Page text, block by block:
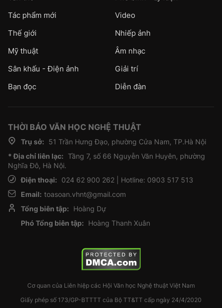
Tác phẩm mới
Video
Thế giới
Nhiếp ảnh
Mỹ thuật
Âm nhạc
Sân khấu - Điện ảnh
Giải trí
Bạn đọc
Diễn đàn
THỜI BÁO VĂN HỌC NGHỆ THUẬT
Trụ sở:
51 Trần Hưng Đạo, phường Cửa Nam, TP.Hà Nội
* Địa chỉ liên lạc: Tầng 7, số 66 Nguyễn Văn Huyên, phường
Nghĩa Đô, Hà Nội.
Điện thoại:
024 62 900 262 | Hotline: 0903 517 513
Email: toasoan.vhnt@gmail.com
Tổng biên tập:
Hoàng Dự
Phó Tổng biên tập:
Hoàng Thanh Xuân
Cơ quan của Liên hiệp các Hội Văn học Nghệ thuật Việt Nam
Giấy phép số 173/GP-BTTTT của Bộ TT&TT cấp ngày 24/4/2020